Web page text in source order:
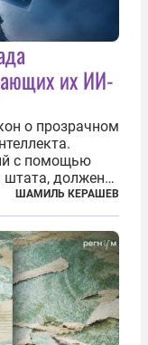
их ИИ-
о прозрачном
с помощью
штата, должен
маркировку.
или
ШАМИЛЬ КЕРАШЕВ